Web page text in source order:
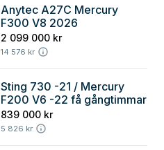
Anytec A27C Mercury
F300 V8 2026
2 099 000 kr
14 576 kr
Sting 730 -21 / Mercury
F200 V6 -22 få gångtimmar
839 000 kr
5 826 kr